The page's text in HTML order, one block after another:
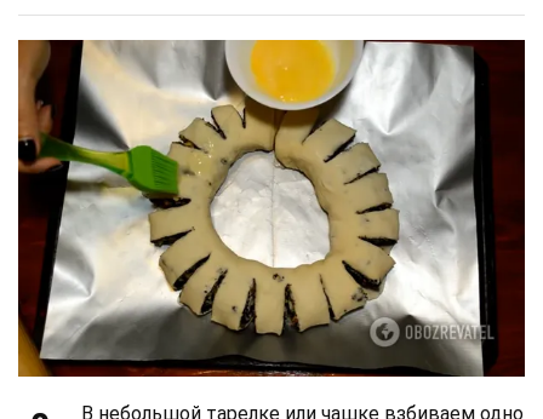
В небольшой тарелке или чашке взбиваем одно